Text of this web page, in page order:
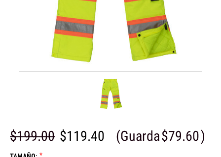
$199.00 $119.40 (Guarda$79.60)
*